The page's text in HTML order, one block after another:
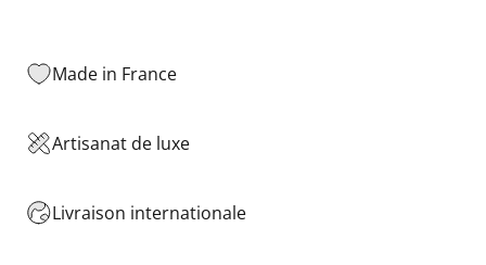
Made in France
Artisanat de luxe
Livraison internationale